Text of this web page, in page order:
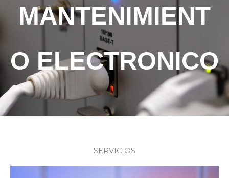
MANTENIMIENT
O ELECTRONICO
SERVICIOS